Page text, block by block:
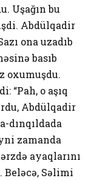
Uşağın bu
Abdülqadir
ona uzadıb
basıb
oxumuşdu.
“Pah, o aşıq
Abdülqadir
dınqıldada
zamanda
ayaqlarını
Beləcə, Səlimi